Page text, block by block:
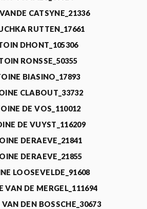
CATSYNE_21336
RUTTEN_17661
DHONT_105306
RONSSE_50355
BIASINO_17893
CLABOUT_33732
DE VOS_110012
DE VUYST_116209
DERAEVE_21841
DERAEVE_21855
LOOSEVELDE_91608
VAN DE MERGEL_111694
DEN BOSSCHE_30673